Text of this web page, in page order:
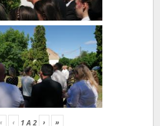
‹ 1A2 › »